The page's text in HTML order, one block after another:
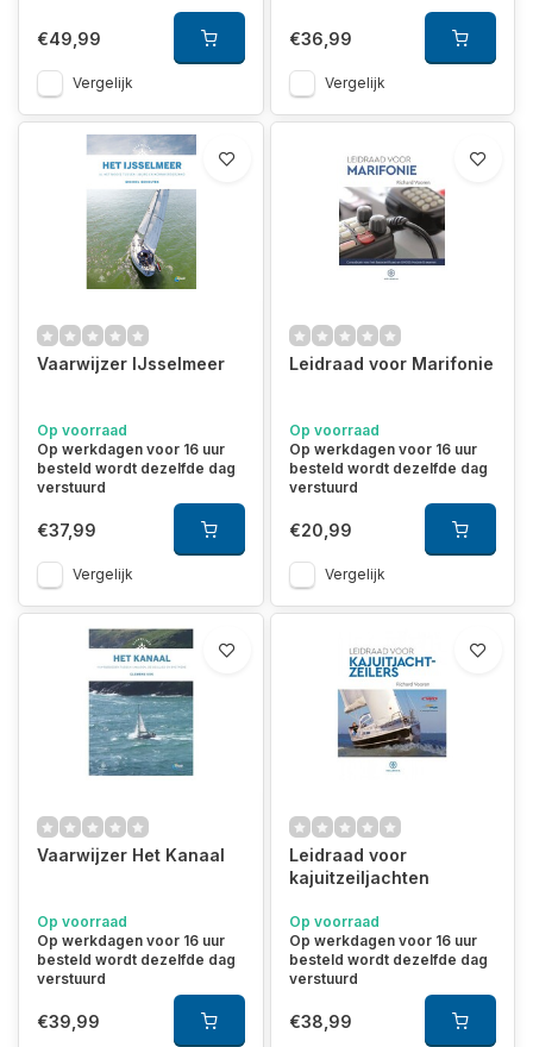
€49,99
Vergelijk
€36,99
Vergelijk
Vaarwijzer IJsselmeer
Op voorraad
Op werkdagen voor 16 uur
besteld wordt dezelfde dag
verstuurd
€37,99
Vergelijk
Leidraad voor Marifonie
Op voorraad
Op werkdagen voor 16 uur
besteld wordt dezelfde dag
verstuurd
€20,99
Vergelijk
Vaarwijzer Het Kanaal
Op voorraad
Op werkdagen voor 16 uur
besteld wordt dezelfde dag
verstuurd
€39,99
Leidraad voor
kajuitzeiljachten
Op voorraad
Op werkdagen voor 16 uur
besteld wordt dezelfde dag
verstuurd
€38,99